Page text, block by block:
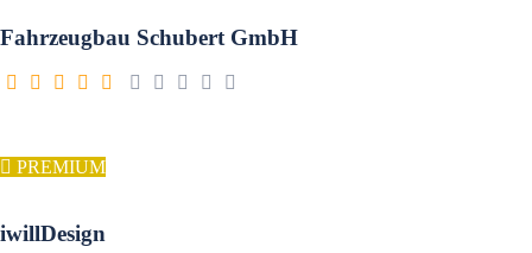
Fahrzeugbau Schubert GmbH
PREMIUM
iwillDesign